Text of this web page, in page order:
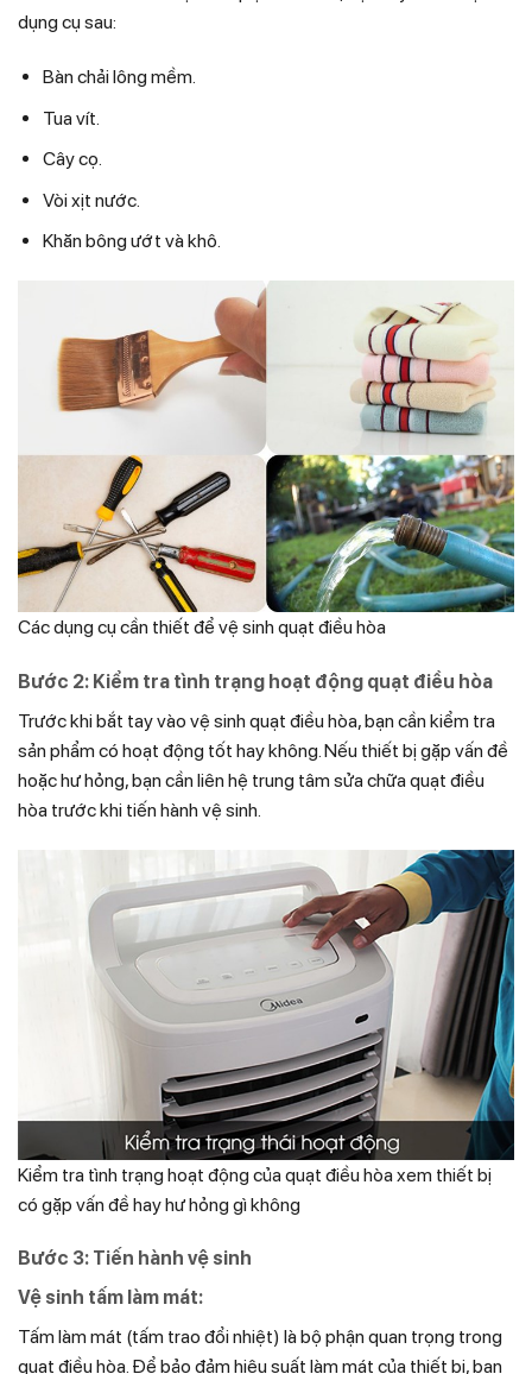
dụng cụ sau:
Bàn chải lông mềm.
Tua vít.
Cây cọ.
Vòi xịt nước.
Khăn bông ướt và khô.
Các dụng cụ cần thiết để vệ sinh quạt điều hòa
Bước 2: Kiểm tra tình trạng hoạt động quạt điều hòa
Trước khi bắt tay vào vệ sinh quạt điều hòa, bạn cần kiểm tra
sản phẩm có hoạt động tốt hay không. Nếu thiết bị gặp vấn đề
hoặc hư hỏng, bạn cần liên hệ trung tâm sửa chữa quạt điều
hòa trước khi tiến hành vệ sinh.
Kiểm tra tình trạng hoạt động của quạt điều hòa xem thiết bị
có gặp vấn đề hay hư hỏng gì không
Bước 3: Tiến hành vệ sinh
Vệ sinh tấm làm mát:
Tấm làm mát (tấm trao đổi nhiệt) là bộ phận quan trọng trong
quạt điều hòa. Để bảo đảm hiệu suất làm mát của thiết bị, bạn